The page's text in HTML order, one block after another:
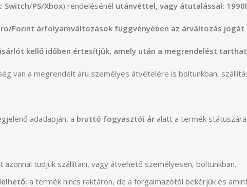
Switch/PS/Xbox) rendelésénél utánvéttel, vagy átutalással:
Forint árfolyamváltozások függvényében az árváltozás
kellő időben értesítjük, amely után a megrendelést
van a megrendelt áru személyes átvételére is boltunkban,
adatlapján, a bruttó fogyasztói ár alatt a termék
azonnal tudjuk szállítani, vagy átvehető személyesen, boltunkban.
a termék nincs raktáron, de a forgalmazótól bekérjük és